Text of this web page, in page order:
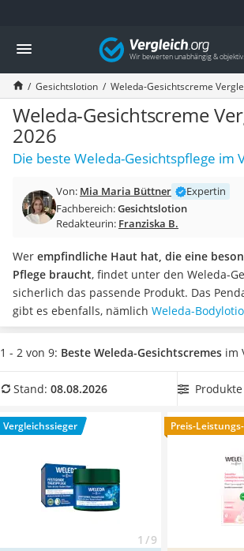
Die beliebtesten Vergleiche nach Kategorie
Drogerie
Inhalator
Haarschneider
Rollator
Braun Rasierer
Katzenklappe (Chip)
Rasierer
Massagepistole
Epilierer
Eiweißpulver
Magnesiumpräparat
Katzenklappe
Nackenmassagegerät
Zeckenschutz Katze
Philips-Sonicare-Zahnbürste
Mineralfutter Pferd
Massagegerät
Service
Vergleich
Gesichtslotion Weleda-Gesichtscreme
Weleda-Gesichtscreme
2026
Die beste Weleda-Gesichtspflege im
Von: Mia Maria Büttner
Expertin
Fachbereich:Gesichtslotion
Redakteurin: Franziska B.
Wer empfindliche Haut hat, die eine
Pflege braucht, findet unter den Weleda-
sicherlich das passende Produkt. Das
gibt es ebenfalls, nämlich Weleda-
jetzt eine Weleda-Gesichtscreme aus
Vergleichstabelle,die in einer Tube
lassen sich auch gut unterwegs mitnehmen.
uns hier im August 2026 besonders das
Festigende Tagespflege
mit seinen
1 - 2 von 9: Beste Weleda-Gesichtscremes im
Stand: 08.08.2026
Vergleichssieger
1 / 9
Preis-